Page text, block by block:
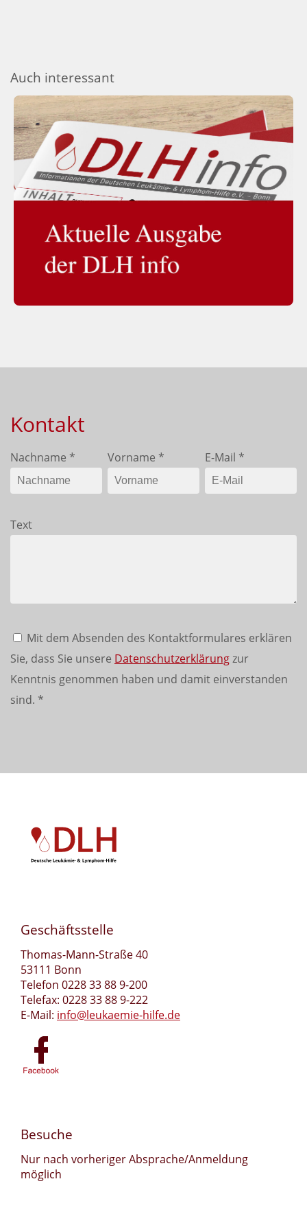
Auch interessant
Kontakt
Nachname * Vorname * E-Mail *
Text
Mit dem Absenden des Kontaktformulares erklären
Sie, dass Sie unsere Datenschutzerklärungzur
Kenntnis genommen haben und damit einverstanden
sind. *
Geschäftsstelle
Thomas-Mann-Straße 40
53111 Bonn
Telefon 0228 33 88 9-200
Telefax: 0228 33 88 9-222
E-Mail: info@leukaemie-hilfe.de
Besuche
Nur nach vorheriger Absprache/Anmeldung
möglich